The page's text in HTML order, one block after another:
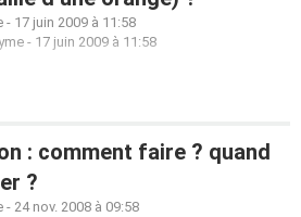
- 17 juin 2009 à 11:58
- 17 juin 2009 à 11:58
: comment faire ? quand
?
- 24 nov. 2008 à 09:58